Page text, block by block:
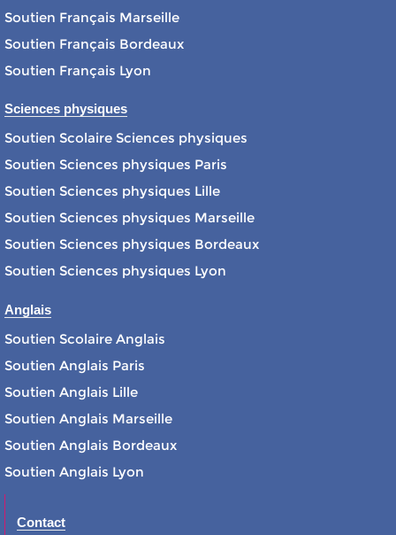
Soutien Français Marseille
Soutien Français Bordeaux
Soutien Français Lyon
Sciences physiques
Soutien Scolaire Sciences physiques
Soutien Sciences physiques Paris
Soutien Sciences physiques Lille
Soutien Sciences physiques Marseille
Soutien Sciences physiques Bordeaux
Soutien Sciences physiques Lyon
Anglais
Soutien Scolaire Anglais
Soutien Anglais Paris
Soutien Anglais Lille
Soutien Anglais Marseille
Soutien Anglais Bordeaux
Soutien Anglais Lyon
Contact